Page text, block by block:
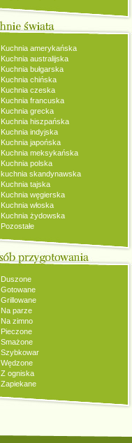
Kuchnia amerykańska
Kuchnia australijska
Kuchnia bułgarska
Kuchnia chińska
Kuchnia czeska
Kuchnia francuska
Kuchnia grecka
Kuchnia hiszpańska
Kuchnia indyjska
Kuchnia japońska
Kuchnia meksykańska
Kuchnia polska
kuchnia skandynawska
Kuchnia tajska
Kuchnia węgierska
Kuchnia włoska
Kuchnia żydowska
Pozostałe
Duszone
Gotowane
Grillowane
Na parze
Na zimno
Pieczone
Smażone
Szybkowar
Wędzone
Z ogniska
Zapiekane